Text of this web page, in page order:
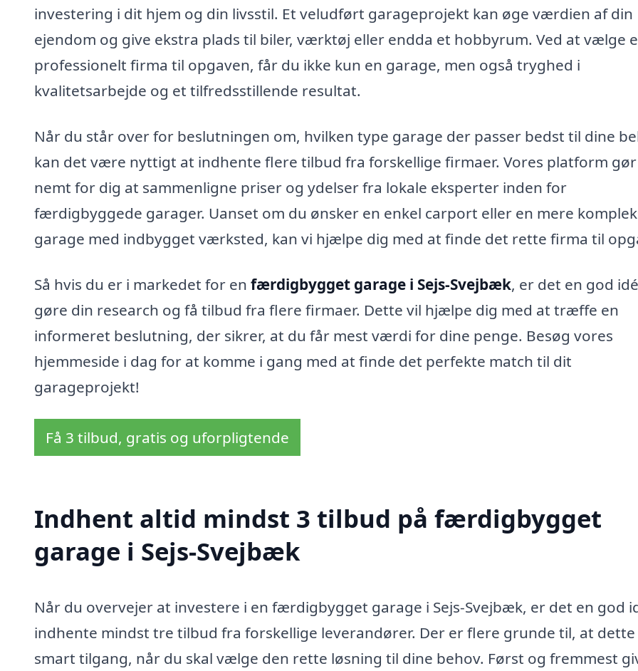
investering i dit hjem og din livsstil. Et veludført garageprojekt kan øge værdien af din
ejendom og give ekstra plads til biler, værktøj eller endda et hobbyrum. Ved at vælge
professionelt firma til opgaven, får du ikke kun en garage, men også tryghed i
kvalitetsarbejde og et tilfredsstillende resultat.
Når du står over for beslutningen om, hvilken type garage der passer bedst til dine
kan det være nyttigt at indhente flere tilbud fra forskellige firmaer. Vores platform
nemt for dig at sammenligne priser og ydelser fra lokale eksperter inden for
færdigbyggede garager. Uanset om du ønsker en enkel carport eller en mere
garage med indbygget værksted, kan vi hjælpe dig med at finde det rette firma til
Så hvis du er i markedet for en færdigbygget garage i Sejs-Svejbæk, er det en god
gøre din research og få tilbud fra flere firmaer. Dette vil hjælpe dig med at træffe en
informeret beslutning, der sikrer, at du får mest værdi for dine penge. Besøg vores
hjemmeside i dag for at komme i gang med at finde det perfekte match til dit
garageprojekt!
Få 3 tilbud, gratis og uforpligtende
Indhent altid mindst 3 tilbud på færdigbygget
garage i Sejs-Svejbæk
Når du overvejer at investere i en færdigbygget garage i Sejs-Svejbæk, er det en god
indhente mindst tre tilbud fra forskellige leverandører. Der er flere grunde til, at dette
smart tilgang, når du skal vælge den rette løsning til dine behov. Først og fremmest